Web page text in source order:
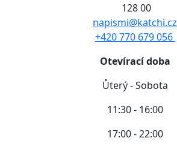
128 00
napismi@katchi.cz
+420 770 679 056
Otevírací doba
Ůterý - Sobota
11:30 - 16:00
17:00 - 22:00